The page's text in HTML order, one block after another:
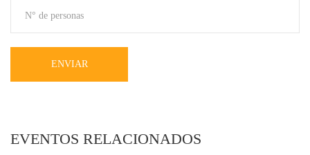
ENVIAR
EVENTOS RELACIONADOS